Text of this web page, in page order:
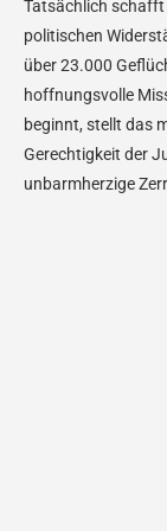
Tatsächlich schafft
politischen
über 23.000
hoffnungsvolle
beginnt, stellt das
Gerechtigkeit der
unbarmherzige